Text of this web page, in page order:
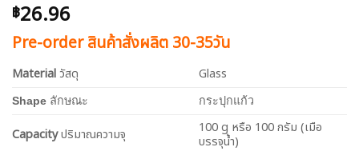
฿26.96
Pre-order สินค้าสั่งผลิต 30-35วัน
Material วัสดุ Glass
Shape ลักษณะ กระปุกแก้ว
Capacityปริมาณความจุ
100 g หรือ 100 กรัม (เมือ
บรรจุน้ำ)